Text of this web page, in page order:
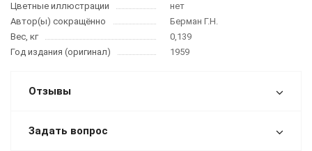
Цветные иллюстрации
нет
Автор(ы) сокращённо
Берман Г.Н.
Вес, кг
0,139
Год издания (оригинал)
1959
Отзывы
Задать вопрос